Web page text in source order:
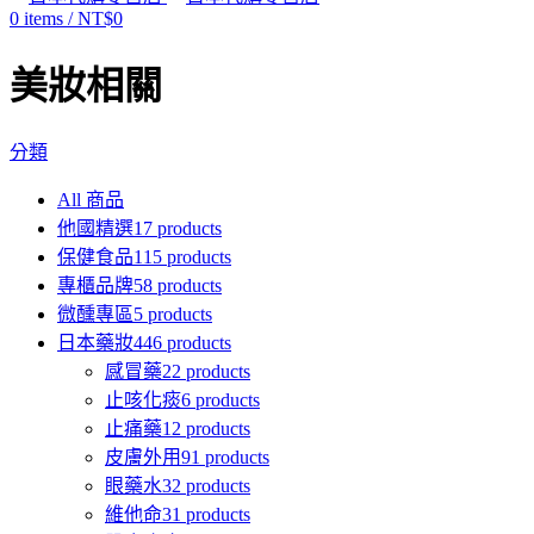
0 items / NT$0
美妝相關
分類
All 商品
他國精選17 products
保健食品115 products
專櫃品牌58 products
微醺專區5 products
日本藥妝446 products
感冒藥22 products
止咳化痰6 products
止痛藥12 products
皮膚外用91 products
眼藥水32 products
維他命31 products